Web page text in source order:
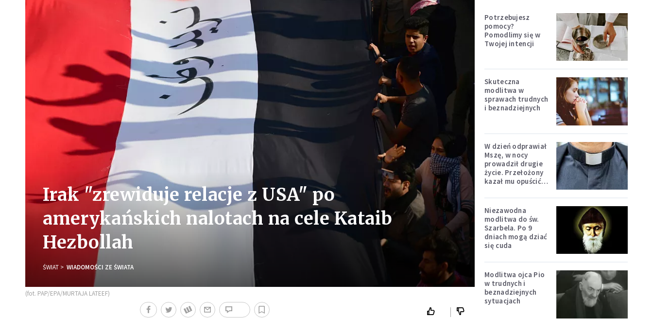
Irak "zrewiduje relacje z USA" po
amerykańskich nalotach na cele Kataib
Hezbollah
ŚWIAT WIADOMOŚCI ZE ŚWIATA
(fot. PAP/EPA/MURTAJA LATEEF)
Potrzebujesz
pomocy?
Pomodlimy się w
Twojej intencji
Skuteczna
modlitwa w
sprawach trudnych
i beznadziejnych
W dzień odprawiał
Mszę, w nocy
prowadził drugie
życie. Przełożony
kazał mu opuścić
Niezawodna
modlitwa do św.
Szarbela. Po 9
dniach mogą dziać
się cuda
Modlitwa ojca Pio
w trudnych i
beznadziejnych
sytuacjach